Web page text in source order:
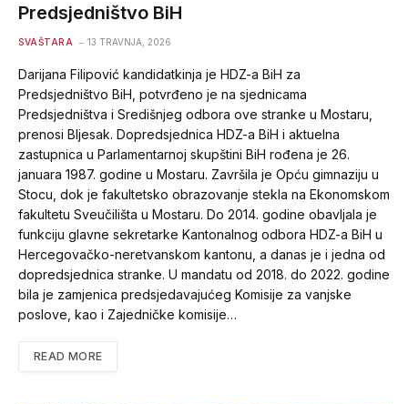
Predsjedništvo BiH
SVAŠTARA 13 TRAVNJA, 2026
Darijana Filipović kandidatkinja je HDZ-a BiH za
Predsjedništvo BiH, potvrđeno je na sjednicama
Predsjedništva i Središnjeg odbora ove stranke u Mostaru,
prenosi Bljesak. Dopredsjednica HDZ-a BiH i aktuelna
zastupnica u Parlamentarnoj skupštini BiH rođena je 26.
januara 1987. godine u Mostaru. Završila je Opću gimnaziju u
Stocu, dok je fakultetsko obrazovanje stekla na Ekonomskom
fakultetu Sveučilišta u Mostaru. Do 2014. godine obavljala je
funkciju glavne sekretarke Kantonalnog odbora HDZ-a BiH u
Hercegovačko-neretvanskom kantonu, a danas je i jedna od
dopredsjednica stranke. U mandatu od 2018. do 2022. godine
bila je zamjenica predsjedavajućeg Komisije za vanjske
poslove, kao i Zajedničke komisije…
READ MORE